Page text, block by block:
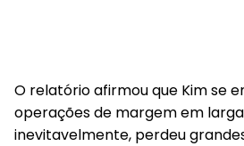
O relatório afirmou que Kim se
operações de margem em
inevitavelmente, perdeu